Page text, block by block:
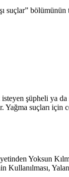
suçlar”
şüpheli ya da
Yağma suçları
Yoksun